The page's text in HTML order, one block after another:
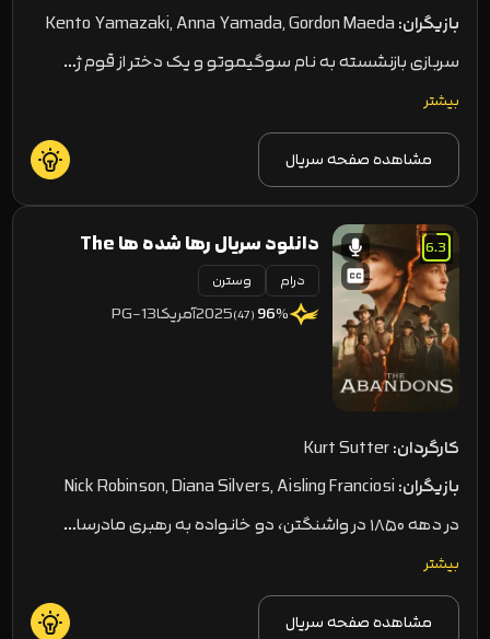
بازیگران:Kento Yamazaki, Anna Yamada, Gordon Maeda
سربازی بازنشسته به نام سوگیموتو و یک دختر از قوم ژ…
بیشتر
مشاهده صفحه سریال
6.3
دانلود سریال رها شده ها The
Abandons
درام وسترن
96%
(47)
2025آمریکاPG-13
کارگردان:Kurt Sutter
بازیگران:Nick Robinson, Diana Silvers, Aisling Franciosi
در دهه ۱۸۵۰ در واشنگتن، دو خانواده به رهبری مادرسا…
بیشتر
مشاهده صفحه سریال